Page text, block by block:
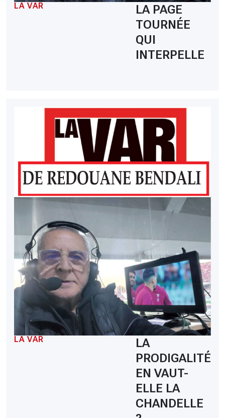
LA VAR
LA PAGE
TOURNÉE
QUI
INTERPELLE
LA VAR
LA
PRODIGALITÉ
EN VAUT-
ELLE LA
CHANDELLE